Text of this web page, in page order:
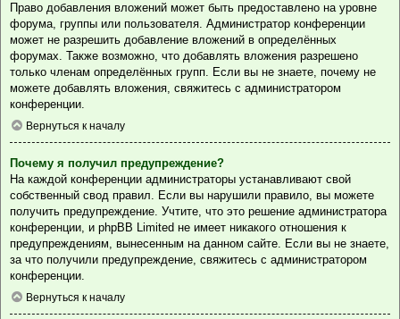
Право добавления вложений может быть предоставлено на уровне
форума, группы или пользователя. Администратор конференции
может не разрешить добавление вложений в определённых
форумах. Также возможно, что добавлять вложения разрешено
только членам определённых групп. Если вы не знаете, почему не
можете добавлять вложения, свяжитесь с администратором
конференции.
Вернуться к началу
Почему я получил предупреждение?
На каждой конференции администраторы устанавливают свой
собственный свод правил. Если вы нарушили правило, вы можете
получить предупреждение. Учтите, что это решение администратора
конференции, и phpBB Limited не имеет никакого отношения к
предупреждениям, вынесенным на данном сайте. Если вы не знаете,
за что получили предупреждение, свяжитесь с администратором
конференции.
Вернуться к началу